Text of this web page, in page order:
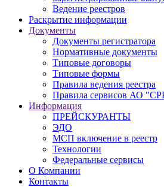
Ведение реестров
Раскрытие информации
Документы
Документы регистратора
Нормативные документы
Типовые договоры
Типовые формы
Правила ведения реестра
Правила сервисов АО
Информация
ПРЕЙСКУРАНТЫ
ЭДО
МСП включение в реестр
Технологии
Федеральные сервисы
О Компании
Контакты